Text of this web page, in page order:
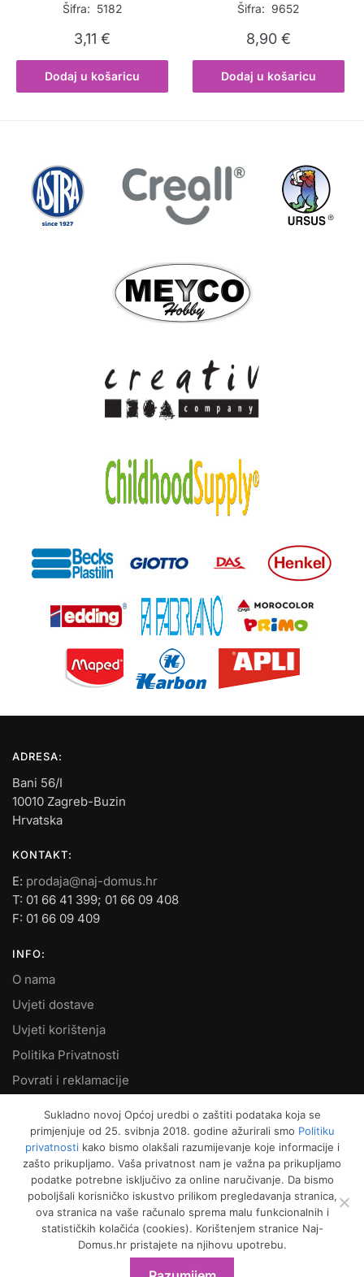
Šifra: 5182
3,11€
Dodaj u košaricu
Šifra: 9652
8,90€
Dodaj u košaricu
ADRESA:
Bani 56/I
10010 Zagreb-Buzin
Hrvatska
KONTAKT:
E: prodaja@naj-domus.hr
T: 01 66 41 399; 01 66 09 408
F: 01 66 09 409
INFO:
O nama
Uvjeti dostave
Uvjeti korištenja
Politika Privatnosti
Povrati i reklamacije
MOJ RAČUN:
Moje narudžbe
Kako naručiti
Način plaćanja
Garancija kvalitete
Sukladno novoj Općoj uredbi o zaštiti podataka koja se
primjenjuje od 25. svibnja 2018. godine ažurirali smo Politiku
privatnostikako bismo olakšali razumijevanje koje informacije i
zašto prikupljamo. Vaša privatnost nam je važna pa prikupljamo
podatke potrebne isključivo za online naručivanje. Da bismo
poboljšali korisničko iskustvo prilikom pregledavanja stranica,
ova stranica na vaše računalo sprema malu funkcionalnih i
statističkih kolačića (cookies). Korištenjem stranice Naj-
Domus.hr pristajete na njihovu upotrebu.